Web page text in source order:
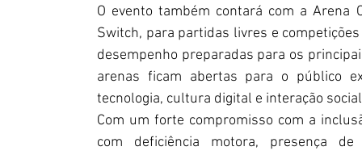
O evento também contará com a Arena
Switch, para partidas livres e
desempenho preparadas para os
arenas ficam abertas para o público
tecnologia, cultura digital e interação
Com um forte compromisso com a
com deficiência motora, presença